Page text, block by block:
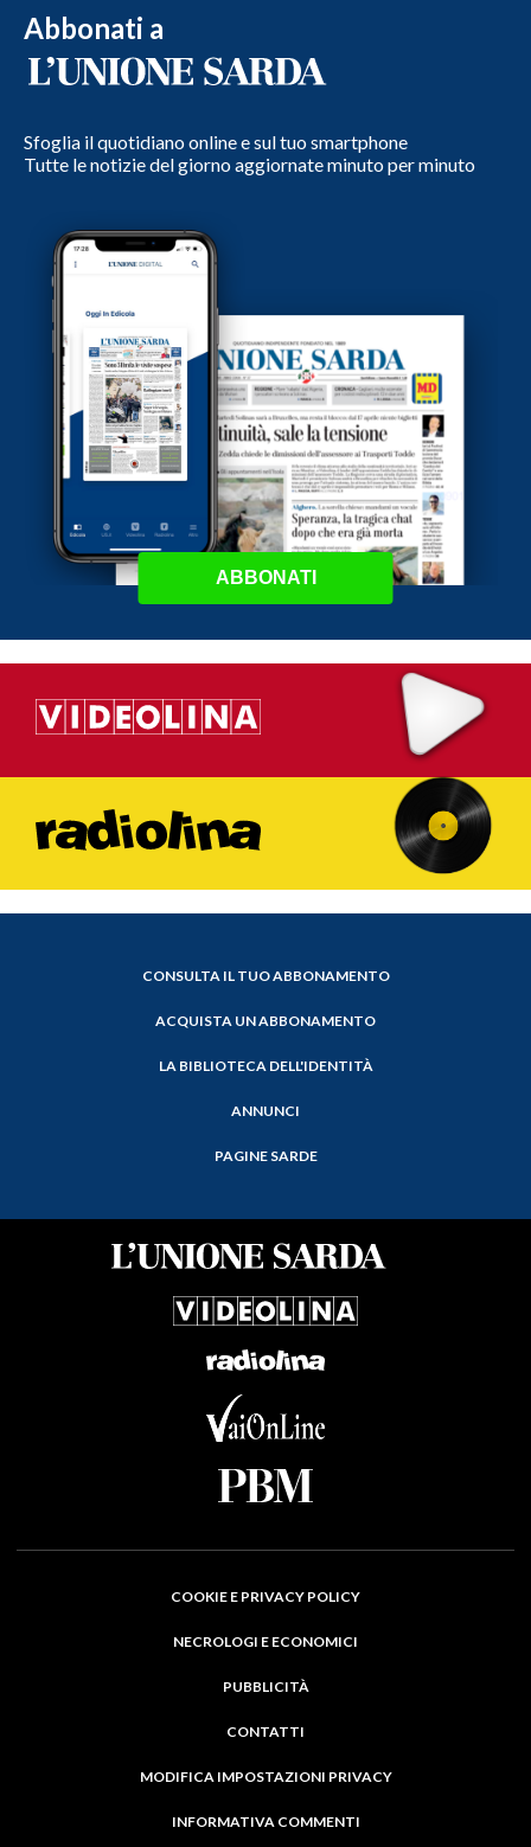
Abbonati a
Sfoglia il quotidiano online e sul tuo smartphone
Tutte le notizie del giorno aggiornate minuto per minuto
ABBONATI
CONSULTA IL TUO ABBONAMENTO
ACQUISTA UN ABBONAMENTO
LA BIBLIOTECA DELL'IDENTITÀ
ANNUNCI
PAGINE SARDE
COOKIE E PRIVACY POLICY
NECROLOGI E ECONOMICI
PUBBLICITÀ
CONTATTI
MODIFICA IMPOSTAZIONI PRIVACY
INFORMATIVA COMMENTI